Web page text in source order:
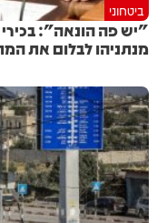
ביטחוני
"יש פה הונאה": בכירי
מנתניהו לבלום את